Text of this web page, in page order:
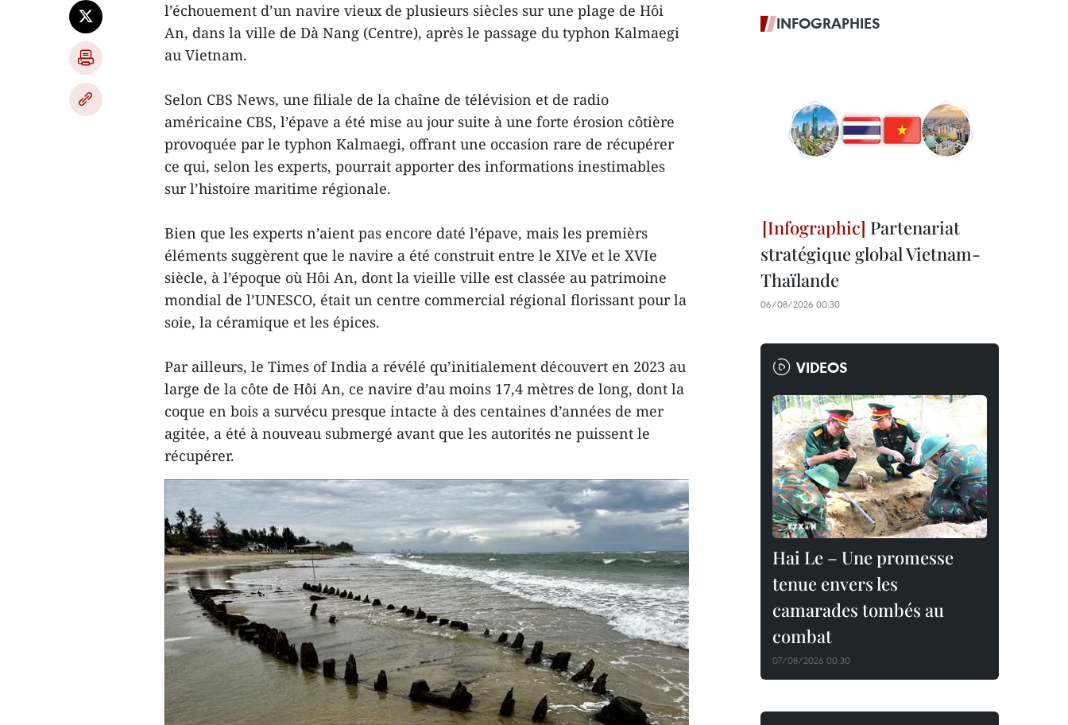
l’échouement d’un navire vieux de plusieurs siècles sur une plage de Hôi
An, dans la ville de Dà Nang (Centre), après le passage du typhon Kalmaegi
au Vietnam.
Selon CBS News, une filiale de la chaîne de télévision et de radio
américaine CBS, l’épave a été mise au jour suite à une forte érosion côtière
provoquée par le typhon Kalmaegi, offrant une occasion rare de récupérer
ce qui, selon les experts, pourrait apporter des informations inestimables
sur l’histoire maritime régionale.
Bien que les experts n’aient pas encore daté l’épave, mais les premièrs
éléments suggèrent que le navire a été construit entre le XIVe et le XVIe
siècle, à l’époque où Hôi An, dont la vieille ville est classée au patrimoine
mondial de l’UNESCO, était un centre commercial régional florissant pour la
soie, la céramique et les épices.
Par ailleurs, le Times of India a révélé qu’initialement découvert en 2023 au
large de la côte de Hôi An, ce navire d’au moins 17,4 mètres de long, dont la
coque en bois a survécu presque intacte à des centaines d’années de mer
agitée, a été à nouveau submergé avant que les autorités ne puissent le
récupérer.
INFOGRAPHIES
Partenariat
stratégique global Vietnam-
Thaïlande
06/08/2026 00:30
VIDEOS
Hai Le – Une promesse
tenue envers les
camarades tombés au
combat
07/08/2026 00:30